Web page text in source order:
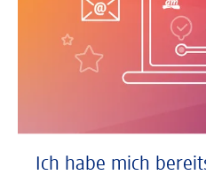
Ich habe mich